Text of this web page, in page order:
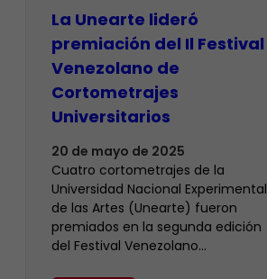
La Unearte lideró
premiación del Il Festival
Venezolano de
Cortometrajes
Universitarios
20 de mayo de 2025
Cuatro cortometrajes de la
Universidad Nacional Experimental
de las Artes (Unearte) fueron
premiados en la segunda edición
del Festival Venezolano…